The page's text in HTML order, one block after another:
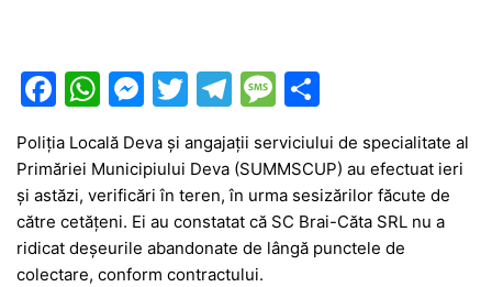
F
c
e
b
o
W
at
s
A
p
M
s
s
e
n
T
itt
er
T
el
e
gr
a
m
M
e
s
s
a
g
ar
ta
je
a
z
Poliția Locală Deva și angajații serviciului de specialitate al
Primăriei Municipiului Deva (SUMMSCUP) au efectuat ieri
și astăzi, verificări în teren, în urma sesizărilor făcute de
către cetățeni. Ei au constatat că SC Brai-Căta SRL nu a
ridicat deșeurile abandonate de lângă punctele de
colectare, conform contractului.